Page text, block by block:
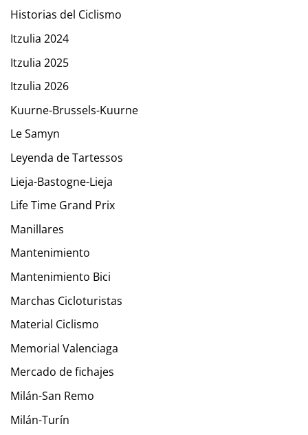
Historias del Ciclismo
Itzulia 2024
Itzulia 2025
Itzulia 2026
Kuurne-Brussels-Kuurne
Le Samyn
Leyenda de Tartessos
Lieja-Bastogne-Lieja
Life Time Grand Prix
Manillares
Mantenimiento
Mantenimiento Bici
Marchas Cicloturistas
Material Ciclismo
Memorial Valenciaga
Mercado de fichajes
Milán-San Remo
Milán-Turín